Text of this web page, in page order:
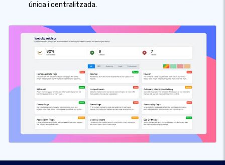
única i centralitzada.